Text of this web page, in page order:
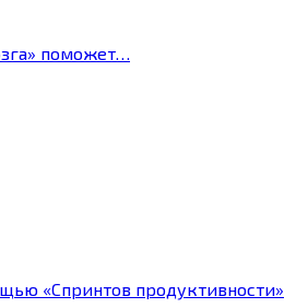
поможет…
«Спринтов продуктивности»